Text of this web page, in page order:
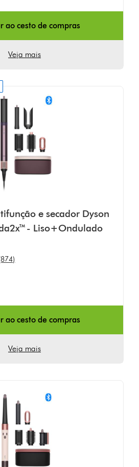
ao cesto de compras
Veja mais
e secador Dyson
- Liso+Ondulado
ao cesto de compras
Veja mais